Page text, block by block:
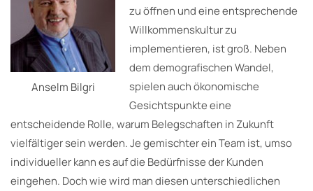
Anselm Bilgri
zu öffnen und eine entsprechende
Willkommenskultur zu
implementieren, ist groß. Neben
dem demografischen Wandel,
spielen auch ökonomische
Gesichtspunkte eine
entscheidende Rolle, warum Belegschaften in Zukunft
vielfältiger sein werden. Je gemischter ein Team ist, umso
individueller kann es auf die Bedürfnisse der Kunden
eingehen. Doch wie wird man diesen unterschiedlichen